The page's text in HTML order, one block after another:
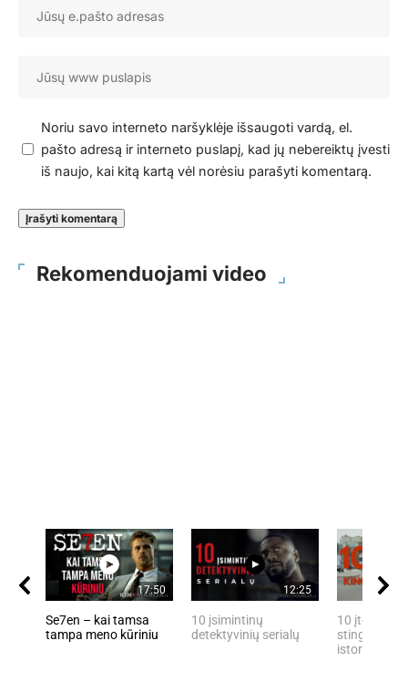
Noriu savo interneto naršyklėje išsaugoti vardą, el.
pašto adresą ir interneto puslapį, kad jų nebereiktų įvesti
iš naujo, kai kitą kartą vėl norėsiu parašyti komentarą.
Rekomenduojami video
17:50
Se7en – kai tamsa
tampa meno kūriniu
12:25
10 įsimintinų
detektyvinių serialų
10 įtemptų,
stingdančių
istorijų